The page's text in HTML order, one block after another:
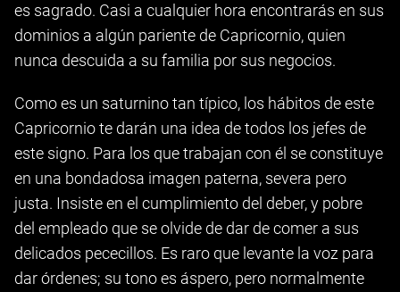
es sagrado. Casi a cualquier hora encontrarás en sus
dominios a algún pariente de Capricornio, quien
nunca descuida a su familia por sus negocios.
Como es un saturnino tan típico, los hábitos de este
Capricornio te darán una idea de todos los jefes de
este signo. Para los que trabajan con él se constituye
en una bondadosa imagen paterna, severa pero
justa. Insiste en el cumplimiento del deber, y pobre
del empleado que se olvide de dar de comer a sus
delicados pececillos. Es raro que levante la voz para
dar órdenes; su tono es áspero, pero normalmente